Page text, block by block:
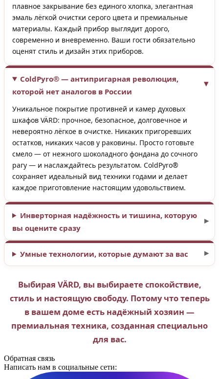
плавное закрывание без единого хлопка, элегантная
эмаль лёгкой очистки серого цвета и премиальные
материалы. Каждый прибор выглядит дорого,
современно и вневременно. Ваши гости обязательно
оценят стиль и дизайн этих приборов.
ColdPyro® — антипригарная революция,
которой нет аналогов в России
Уникальное покрытие противней и камер духовых
шкафов VÄRD: прочное, безопасное, долговечное и
невероятно лёгкое в очистке. Никаких пригоревших
остатков, никаких часов у раковины. Просто готовьте
смело — от нежного шоколадного фондана до сочного
рагу — и наслаждайтесь результатом. ColdPyro®
сохраняет идеальный вид техники годами и делает
каждое приготовление настоящим удовольствием.
Инверторная надёжность и тишина, которую
вы оцените сразу
Умные технологии, которые думают за вас
Выбирая VÄRD, вы выбираете спокойствие,
стиль и настоящую свободу. Потому что теперь
в вашем доме есть надёжный хозяин —
премиальная техника, созданная специально
для вас.
Обратная связь
Написать нам в социальные сети: